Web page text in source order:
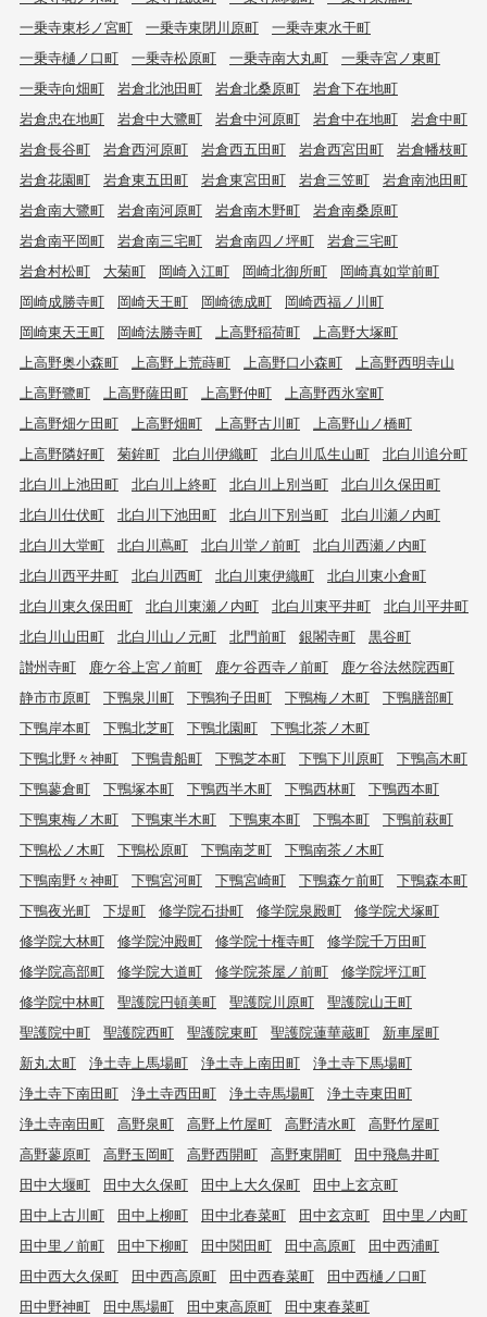
一乗寺東杉ノ宮町
一乗寺東閉川原町
一乗寺東水干町
一乗寺樋ノ口町
一乗寺松原町 一乗寺南大丸町
一乗寺宮ノ東町
一乗寺向畑町
岩倉北池田町 岩倉北桑原町
岩倉下在地町
岩倉忠在地町
岩倉中大鷺町 岩倉中河原町 岩倉中在地町
岩倉中町
岩倉長谷町
岩倉西河原町 岩倉西五田町 岩倉西宮田町
岩倉幡枝町
岩倉花園町
岩倉東五田町 岩倉東宮田町 岩倉三笠町
岩倉南池田町
岩倉南大鷺町
岩倉南河原町 岩倉南木野町
岩倉南桑原町
岩倉南平岡町
岩倉南三宅町 岩倉南四ノ坪町
岩倉三宅町
岩倉村松町
大菊町 岡崎入江町 岡崎北御所町
岡崎真如堂前町
岡崎成勝寺町
岡崎天王町 岡崎徳成町
岡崎西福ノ川町
岡崎東天王町
岡崎法勝寺町 上高野稲荷町
上高野大塚町
上高野奥小森町
上高野上荒蒔町 上高野口小森町
上高野西明寺山
上高野鷺町
上高野薩田町 上高野仲町
上高野西氷室町
上高野畑ケ田町
上高野畑町 上高野古川町
上高野山ノ橋町
上高野隣好町
菊鉾町 北白川伊織町 北白川瓜生山町
北白川追分町
北白川上池田町
北白川上終町 北白川上別当町
北白川久保田町
北白川仕伏町
北白川下池田町 北白川下別当町
北白川瀬ノ内町
北白川大堂町
北白川蔦町 北白川堂ノ前町
北白川西瀬ノ内町
北白川西平井町
北白川西町 北白川東伊織町
北白川東小倉町
北白川東久保田町
北白川東瀬ノ内町 北白川東平井町
北白川平井町
北白川山田町
北白川山ノ元町 北門前町 銀閣寺町
黒谷町
讃州寺町
鹿ケ谷上宮ノ前町 鹿ケ谷西寺ノ前町
鹿ケ谷法然院西町
静市市原町
下鴨泉川町 下鴨狗子田町 下鴨梅ノ木町
下鴨膳部町
下鴨岸本町
下鴨北芝町 下鴨北園町
下鴨北茶ノ木町
下鴨北野々神町
下鴨貴船町 下鴨芝本町 下鴨下川原町
下鴨高木町
下鴨蓼倉町
下鴨塚本町 下鴨西半木町 下鴨西林町
下鴨西本町
下鴨東梅ノ木町
下鴨東半木町 下鴨東本町 下鴨本町
下鴨前萩町
下鴨松ノ木町
下鴨松原町 下鴨南芝町
下鴨南茶ノ木町
下鴨南野々神町
下鴨宮河町 下鴨宮崎町 下鴨森ケ前町
下鴨森本町
下鴨夜光町
下堤町 修学院石掛町 修学院泉殿町
修学院犬塚町
修学院大林町
修学院沖殿町 修学院十権寺町
修学院千万田町
修学院高部町
修学院大道町 修学院茶屋ノ前町
修学院坪江町
修学院中林町
聖護院円頓美町 聖護院川原町
聖護院山王町
聖護院中町
聖護院西町 聖護院東町 聖護院蓮華蔵町
新車屋町
新丸太町
浄土寺上馬場町 浄土寺上南田町
浄土寺下馬場町
浄土寺下南田町
浄土寺西田町 浄土寺馬場町
浄土寺東田町
浄土寺南田町
高野泉町 高野上竹屋町 高野清水町
高野竹屋町
高野蓼原町
高野玉岡町 高野西開町 高野東開町
田中飛鳥井町
田中大堰町
田中大久保町 田中上大久保町
田中上玄京町
田中上古川町
田中上柳町 田中北春菜町 田中玄京町
田中里ノ内町
田中里ノ前町
田中下柳町 田中関田町 田中高原町
田中西浦町
田中西大久保町
田中西高原町 田中西春菜町
田中西樋ノ口町
田中野神町
田中馬場町 田中東高原町
田中東春菜町